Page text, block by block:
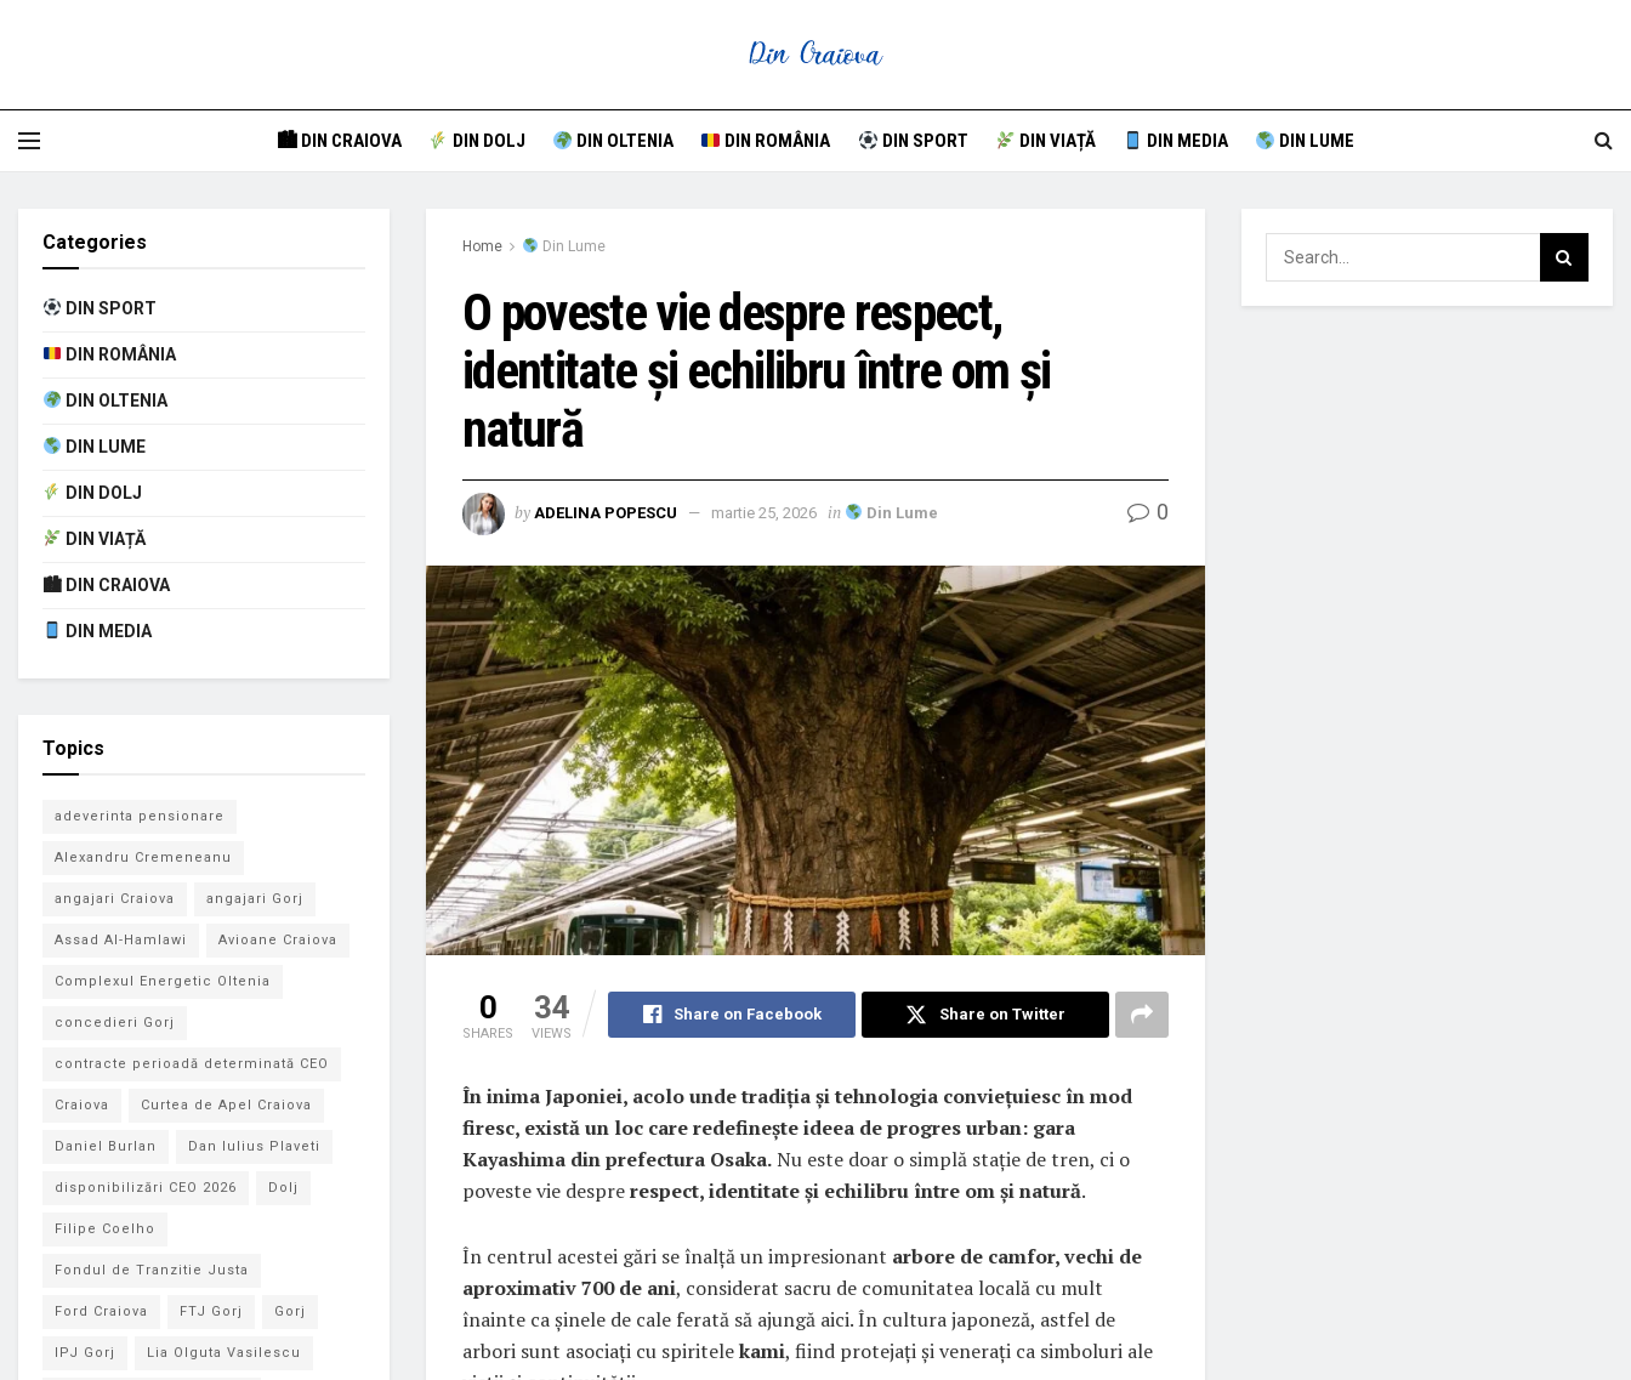
🏙 DIN CRAIOVA DIN DOLJ DIN OLTENIA DIN ROMÂNIA DIN SPORT DIN VIAȚĂ DIN MEDIA DIN LUME
Home Din Lume
O poveste vie despre respect,
identitate și echilibru între om și
natură
by ADELINA POPESCU martie 25, 2026 in Din Lume 0
0
SHARES
34
VIEWS
Share on Facebook Share on Twitter
În inima Japoniei, acolo unde tradiția și tehnologia conviețuiesc în mod
firesc, există un loc care redefinește ideea de progres urban: gara
Kayashima din prefectura Osaka.Nu este doar o simplă stație de tren, ci o
poveste vie desprerespect, identitate și echilibru între om și natură.
În centrul acestei gări se înalță un impresionant arbore de camfor, vechi de
aproximativ 700 de ani, considerat sacru de comunitatea locală cu mult
înainte ca șinele de cale ferată să ajungă aici. În cultura japoneză, astfel de
arbori sunt asociați cu spiritelekami, fiind protejați și venerați ca simboluri ale
Categories
DIN SPORT
DIN ROMÂNIA
DIN OLTENIA
DIN LUME
DIN DOLJ
DIN VIAȚĂ
🏙 DIN CRAIOVA
DIN MEDIA
Topics
adeverinta pensionare
Alexandru Cremeneanu
angajari Craiova angajari Gorj
Assad Al-Hamlawi Avioane Craiova
Complexul Energetic Oltenia
concedieri Gorj
contracte perioadă determinată CEO
Craiova Curtea de Apel Craiova
Daniel Burlan Dan Iulius Plaveti
disponibilizări CEO 2026 Dolj
Filipe Coelho
Fondul de Tranzitie Justa
Ford Craiova FTJ Gorj Gorj
IPJ Gorj Lia Olguta Vasilescu